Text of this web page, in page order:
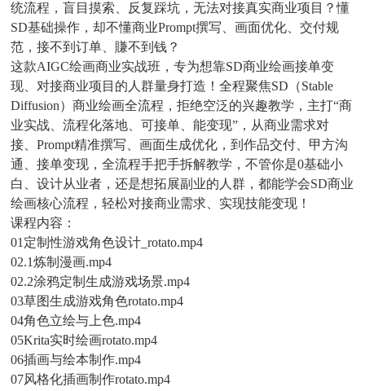
统流程，盲目摸索、反复踩坑，无法对接真实商业项目？懂
SD基础操作，却不懂商业Prompt撰写、画面优化、交付规
范，接不到订单、賺不到钱？
这款AIGC绘画商业实战班，专为想靠SD商业绘画接单变
现、对接商业项目的人群量身打造！全程聚焦SD（Stable
Diffusion）商业绘画全流程，拒绝空泛的兴趣教学，主打“商
业实战、流程化落地、可接单、能变现”，从商业需求对
接、Prompt精准撰写、画面生成优化，到作品交付、甲方沟
通、接单变现，全流程手把手拆解教学，不管你是0基础小
白、设计从业者，还是想拓展副业的人群，都能学会SD商业
绘画核心流程，轻松对接商业需求、实现技能变现！
课程内容：
01定制性游戏角色设计_rotato.mp4
02.1炼制漫画.mp4
02.2涂鸦定制生成游戏场景.mp4
03草图生成游戏角色rotato.mp4
04角色立绘与上色.mp4
05Krita实时绘画rotato.mp4
06插画与绘本制作.mp4
07风格化插画制作rotato.mp4